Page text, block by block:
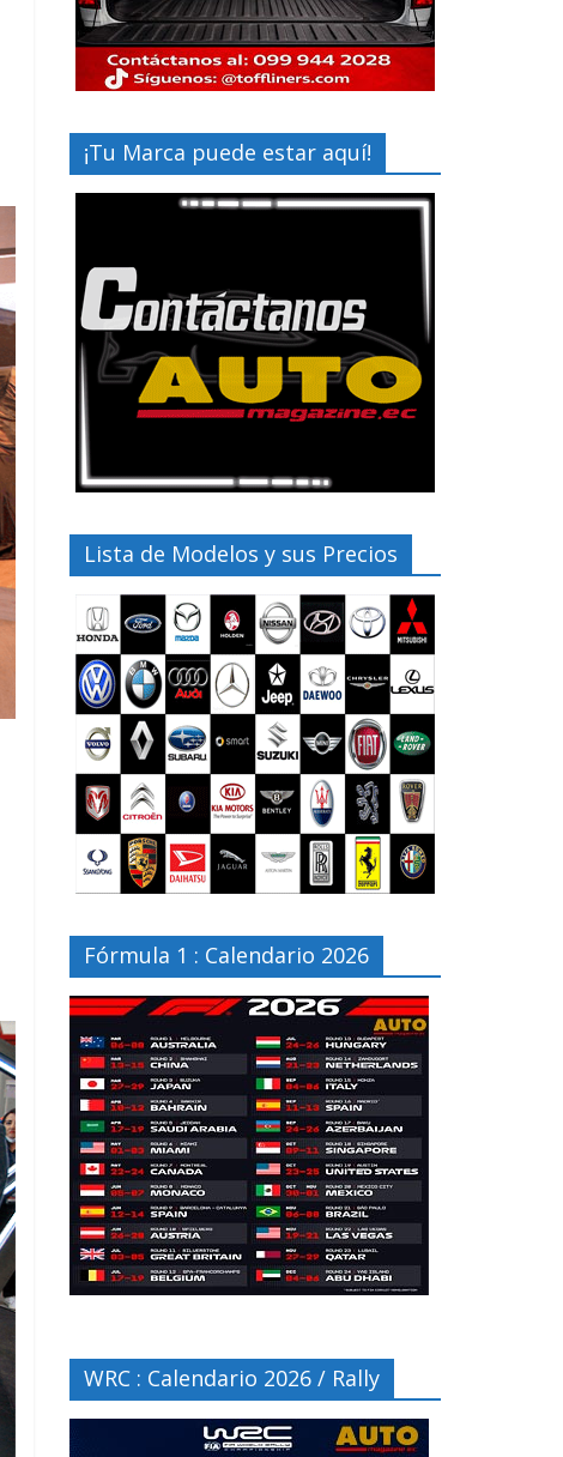
¡Tu Marca puede estar aquí!
Lista de Modelos y sus Precios
Fórmula 1 : Calendario 2026
WRC : Calendario 2026 / Rally